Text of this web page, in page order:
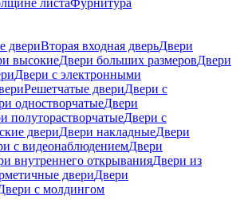
двериВторая входная дверьДвери
высокиеДвери больших размеровДвери
Двери с электронными
Решетчатые двериДвери с
одностворчатыеДвери
полуторастворчатыеДвери с
двериДвери накладныеДвери
с видеонаблюдениемДвери
внутреннего открыванияДвери из
двериДвери
с молдингом